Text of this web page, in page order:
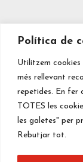
Política de
Utilitzem cookies
més rellevant
repetides. En fer
TOTES les
les galetes" per
Rebutjar tot.